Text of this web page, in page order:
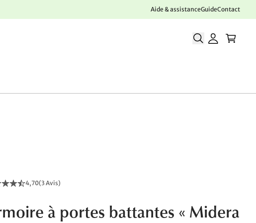
Aide & assistanceGuideContact
4,70(3 Avis)
à portes battantes « Midera